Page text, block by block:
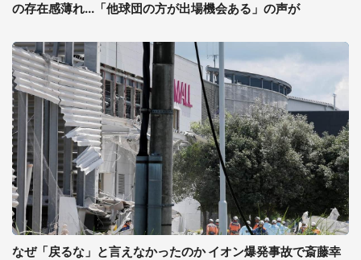
の存在感薄れ...「他球団の方が出場機会ある」の声が
なぜ「戻るな」と言えなかったのか イオン爆発事故で斎藤幸